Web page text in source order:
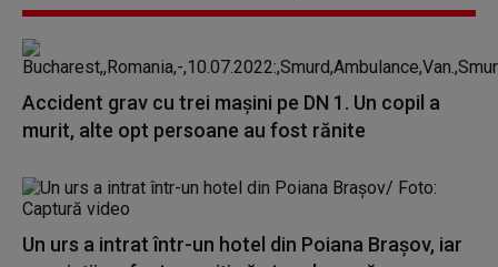
Accident grav cu trei mașini pe DN 1. Un copil a
murit, alte opt persoane au fost rănite
Un urs a intrat într-un hotel din Poiana Brașov, iar